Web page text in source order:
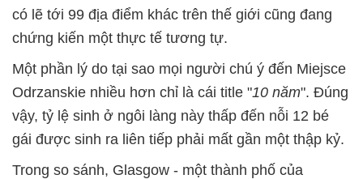
có lẽ tới 99 địa điểm khác trên thế giới cũng đang
chứng kiến một thực tế tương tự.
Một phần lý do tại sao mọi người chú ý đến Miejsce
Odrzanskie nhiều hơn chỉ là cái title "10 năm". Đúng
vậy, tỷ lệ sinh ở ngôi làng này thấp đến nỗi 12 bé
gái được sinh ra liên tiếp phải mất gần một thập kỷ.
Trong so sánh, Glasgow - một thành phố của